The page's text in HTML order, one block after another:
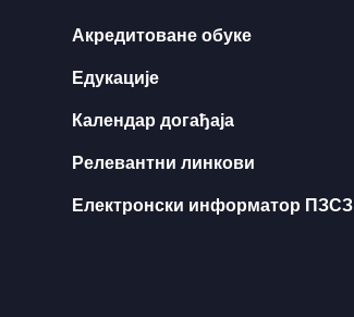
Акредитоване обуке
Едукације
Календар догађаја
Релевантни линкови
Електронски информатор ПЗСЗ